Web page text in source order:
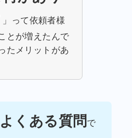
」って依頼者様
とが増えたんで
たメリットがあ
よくある質問 で